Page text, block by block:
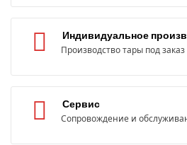
Индивидуальное
Производство тары под заказ
Сервис
Сопровождение и